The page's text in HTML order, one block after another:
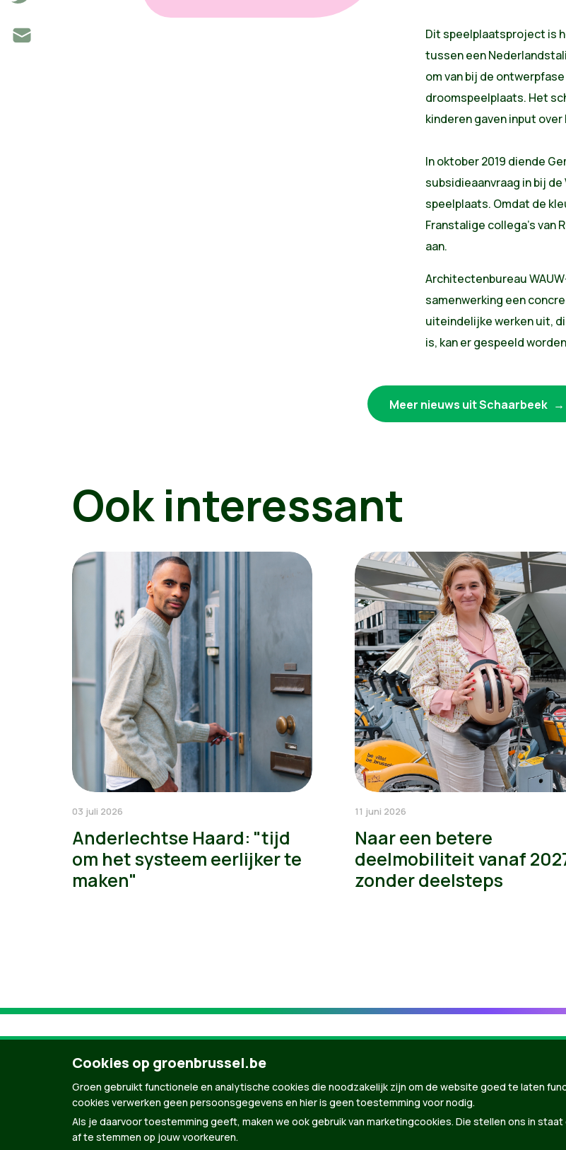
Dit speelplaatsproject is
tussen een
om van bij de
droomspeelplaats. Het
kinderen gaven input
In oktober 2019 diende
subsidieaanvraag in bij
speelplaats. Omdat de
Franstalige collega’s van
aan.
Architectenbureau
samenwerking een
uiteindelijke werken uit,
is, kan er gespeeld
Meer nieuws uit Schaarbeek
Ook interessant
03 juli 2026
Anderlechtse Haard: "tijd
om het systeem eerlijker te
maken"
11 juni 2026
Naar een betere
deelmobiliteit vanaf
zonder deelsteps
Cookies op groenbrussel.be
Groen gebruikt functionele en analytische cookies die noodzakelijk zijn om de website goed te laten
cookies verwerken geen persoonsgegevens en hier is geen toestemming voor nodig.
Als je daarvoor toestemming geeft, maken we ook gebruik van marketingcookies. Die stellen ons in
af te stemmen op jouw voorkeuren.